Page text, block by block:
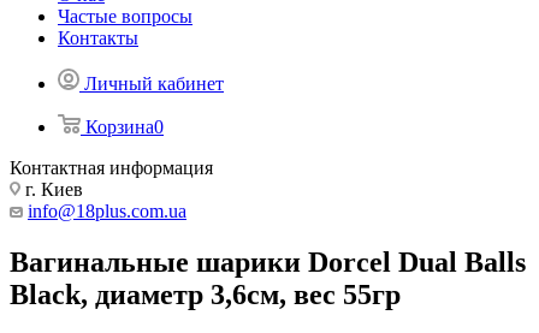
Частые вопросы
Контакты
Личный кабинет
Корзина0
Контактная информация
г. Киев
info@18plus.com.ua
Вагинальные шарики Dorcel Dual Balls
Black, диаметр 3,6см, вес 55гр